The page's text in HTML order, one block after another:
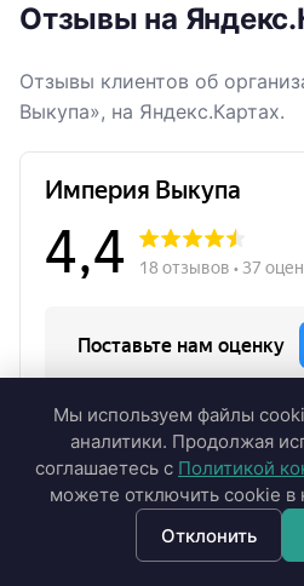
Отзывы на
Отзывы клиентов об
Выкупа», на Яндекс.Картах.
Мы используем файлы
аналитики. Продолжая
соглашаетесь с Политикой
можете отключить cookie в
Отклонить